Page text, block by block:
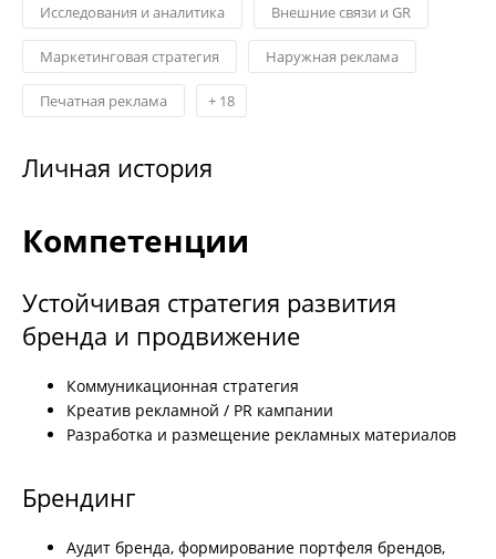
Исследования и аналитика Внешние связи и GR
Маркетинговая стратегия Наружная реклама
Печатная реклама + 18
Личная история
Компетенции
Устойчивая стратегия развития
бренда и продвижение
Коммуникационная стратегия
Креатив рекламной / PR кампании
Разработка и размещение рекламных материалов
Брендинг
Аудит бренда, формирование портфеля брендов,